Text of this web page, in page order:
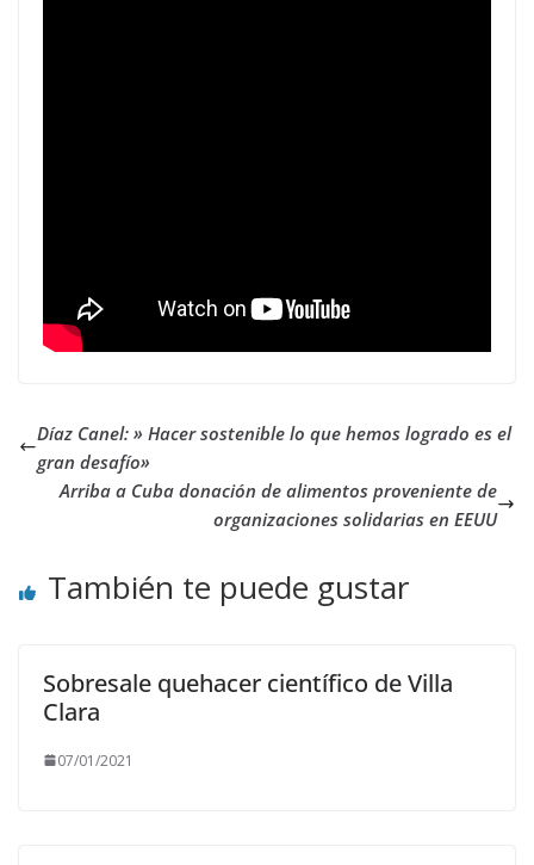
Díaz Canel: » Hacer sostenible lo que hemos logrado es el
gran desafío»
Arriba a Cuba donación de alimentos proveniente de
organizaciones solidarias en EEUU
También te puede gustar
Sobresale quehacer científico de Villa
Clara
07/01/2021